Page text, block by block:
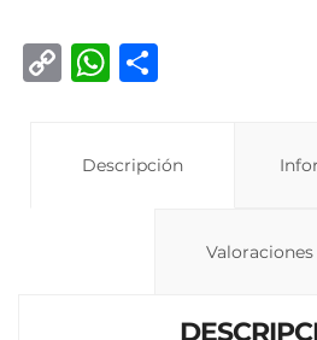
C
W
s
p
Descripción
Valoraciones